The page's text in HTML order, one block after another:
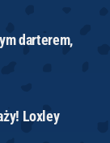
darterem,
Loxley